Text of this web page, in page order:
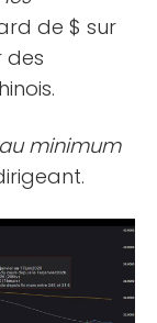
de $ sur
des
minimum